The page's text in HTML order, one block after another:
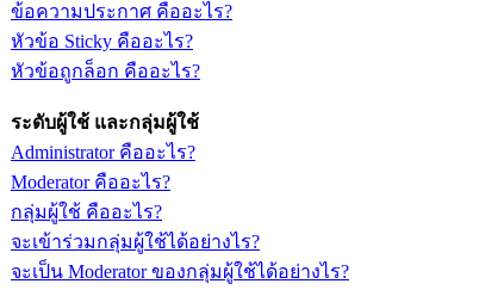
ข้อความประกาศ คืออะไร?
หัวข้อ Sticky คืออะไร?
หัวข้อถูกล็อก คืออะไร?
ระดับผู้ใช้ และกลุ่มผู้ใช้
Administrator คืออะไร?
Moderator คืออะไร?
กลุ่มผู้ใช้ คืออะไร?
จะเข้าร่วมกลุ่มผู้ใช้ได้อย่างไร?
จะเป็น Moderator ของกลุ่มผู้ใช้ได้อย่างไร?